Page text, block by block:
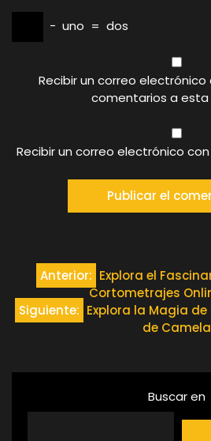
− uno = dos
Recibir un correo
comentarios a
Recibir un correo electrónico
Navegación
de
Anterior: Explora el
Cortometrajes
Siguiente: Explora la Magia
de Camela
Buscar en